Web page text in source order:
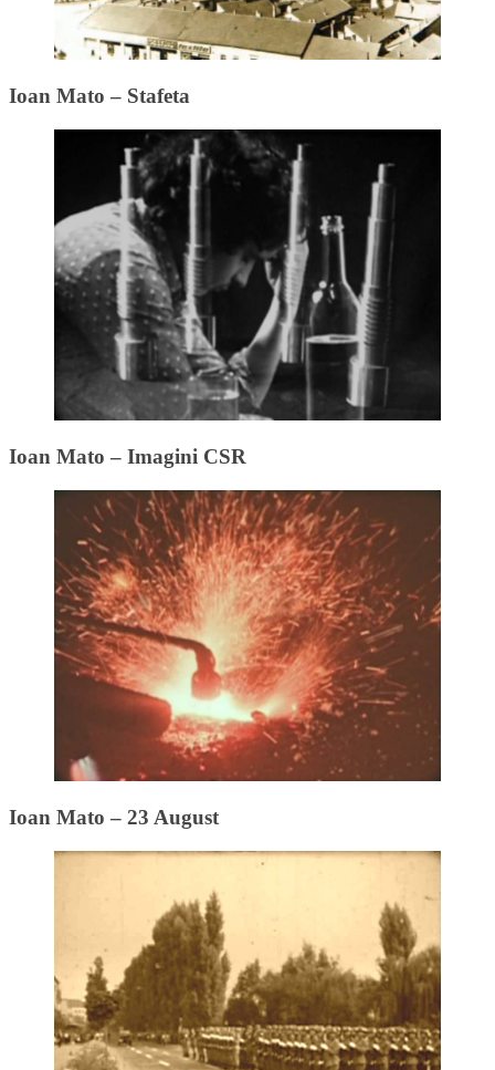
Ioan Mato – Stafeta
Ioan Mato – Imagini CSR
Ioan Mato – 23 August